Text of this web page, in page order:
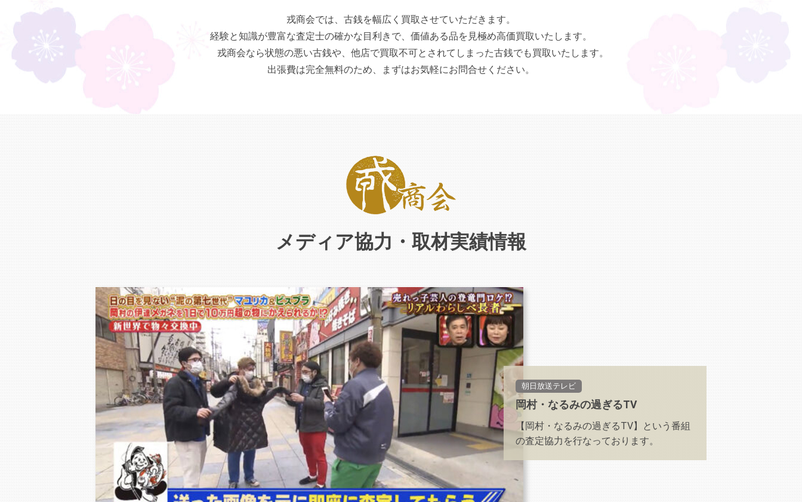
戎商会では、古銭を幅広く買取させていただきます。
経験と知識が豊富な査定士の確かな目利きで、価値ある品を見極め高価買取いたします。
戎商会なら状態の悪い古銭や、他店で買取不可とされてしまった古銭でも買取いたします。
出張費は完全無料のため、まずはお気軽にお問合せください。
メディア協力・取材実績情報
朝日放送テレビ
岡村・なるみの過ぎるTV
【岡村・なるみの過ぎるTV】という番組
の査定協力を行なっております。